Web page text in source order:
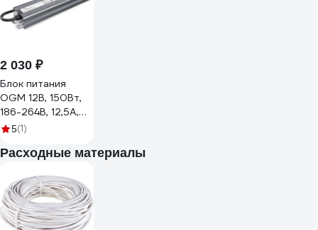
2 030 ₽
Блок питания
OGM 12В, 150Вт,
186-264В, 12,5А,
IP67, алюминий
5(1)
Расходные материалы